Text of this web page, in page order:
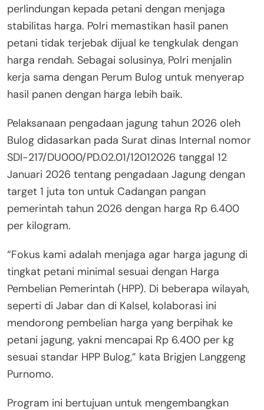
perlindungan kepada petani dengan menjaga
stabilitas harga. Polri memastikan hasil panen
petani tidak terjebak dijual ke tengkulak dengan
harga rendah. Sebagai solusinya, Polri menjalin
kerja sama dengan Perum Bulog untuk menyerap
hasil panen dengan harga lebih baik.
Pelaksanaan pengadaan jagung tahun 2026 oleh
Bulog didasarkan pada Surat dinas Internal nomor
SDI-217/DU000/PD.02.01/12012026 tanggal 12
Januari 2026 tentang pengadaan Jagung dengan
target 1 juta ton untuk Cadangan pangan
pemerintah tahun 2026 dengan harga Rp 6.400
per kilogram.
“Fokus kami adalah menjaga agar harga jagung di
tingkat petani minimal sesuai dengan Harga
Pembelian Pemerintah (HPP). Di beberapa wilayah,
seperti di Jabar dan di Kalsel, kolaborasi ini
mendorong pembelian harga yang berpihak ke
petani jagung, yakni mencapai Rp 6.400 per kg
sesuai standar HPP Bulog,” kata Brigjen Langgeng
Purnomo.
Program ini bertujuan untuk mengembangkan